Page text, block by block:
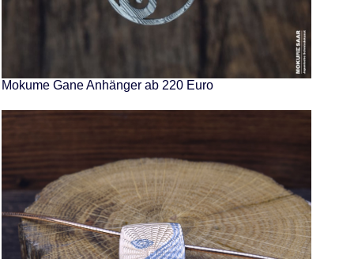
Mokume Gane Anhänger ab 220 Euro